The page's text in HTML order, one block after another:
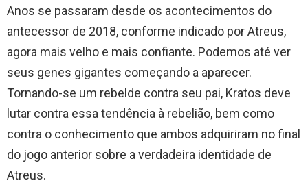
Anos se passaram desde os acontecimentos do
antecessor de 2018, conforme indicado por Atreus,
agora mais velho e mais confiante. Podemos até ver
seus genes gigantes começando a aparecer.
Tornando-se um rebelde contra seu pai, Kratos deve
lutar contra essa tendência à rebelião, bem como
contra o conhecimento que ambos adquiriram no final
do jogo anterior sobre a verdadeira identidade de
Atreus.